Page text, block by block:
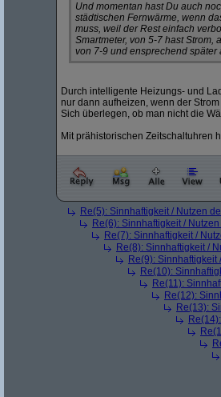
Und momentan hast Du auch
städtischen Fernwärme, wenn
muss, weil der Rest einfach
Smartmeter, von 5-7 hast Strom,
von 7-9 und ensprechend später
Durch intelligente Heizungs- und
nur dann aufheizen, wenn der
Sich überlegen, ob man nicht die
Mit prähistorischen Zeitschaltuhren
Re(5): Sinnhaftigkeit / Nutzen
Re(6): Sinnhaftigkeit /
Re(7): Sinnhaftigkeit /
Re(8): Sinnhaftigkeit /
Re(9): Sinnhaftigkeit
Re(10):
Re(11):
Re(12):
Re(13):